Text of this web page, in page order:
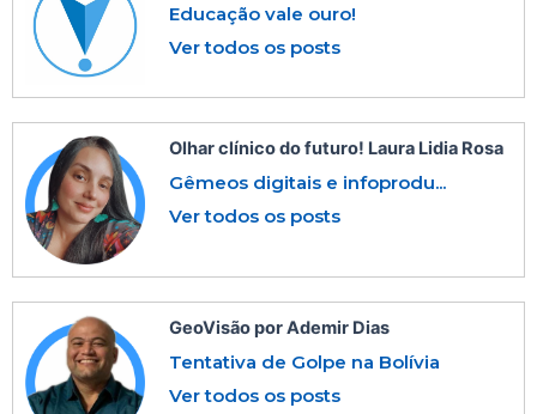
Educação vale ouro!
Ver todos os posts
Olhar clínico do futuro! Laura Lidia Rosa
Gêmeos digitais e infoprodu...
Ver todos os posts
GeoVisão por Ademir Dias
Tentativa de Golpe na Bolívia
Ver todos os posts